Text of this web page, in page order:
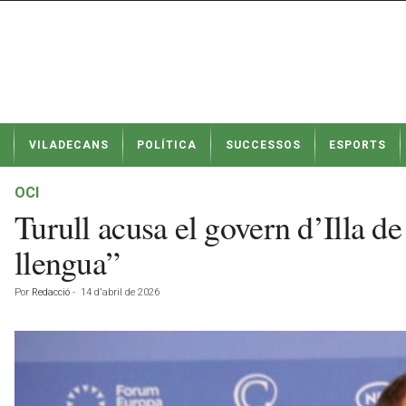
t
VILADECANS POLÍTICA SUCCESSOS ESPORTS
OCI
Turull acusa el govern d’Illa
llengua”
Por Redacció - 14 d'abril de 2026